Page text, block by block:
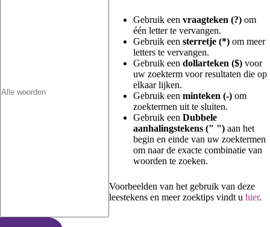
Gebruik een vraagteken (?) om
één letter te vervangen.
Gebruik een sterretje (*) om meer
letters te vervangen.
Gebruik een dollarteken ($) voor
uw zoekterm voor resultaten die op
elkaar lijken.
Gebruik een minteken (-) om
zoektermen uit te sluiten.
Gebruik een Dubbele
aanhalingstekens (" ") aan het
begin en einde van uw zoektermen
om naar de exacte combinatie van
woorden te zoeken.
Voorbeelden van het gebruik van deze
leestekens en meer zoektips vindt u hier.